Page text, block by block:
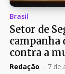
Brasil
Setor de
campanha
contra a
Redação - 7 de